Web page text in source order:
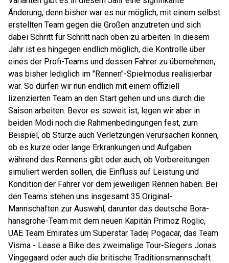
Änderung, denn bisher war es nur möglich, mit einem selbst
erstellten Team gegen die Großen anzutreten und sich
dabei Schritt für Schritt nach oben zu arbeiten. In diesem
Jahr ist es hingegen endlich möglich, die Kontrolle über
eines der Profi-Teams und dessen Fahrer zu übernehmen,
was bisher lediglich im "Rennen"-Spielmodus realisierbar
war. So dürfen wir nun endlich mit einem offiziell
lizenzierten Team an den Start gehen und uns durch die
Saison arbeiten. Bevor es soweit ist, legen wir aber in
beiden Modi noch die Rahmenbedingungen fest, zum
Beispiel, ob Stürze auch Verletzungen verursachen können,
ob es kurze oder lange Erkrankungen und Aufgaben
während des Rennens gibt oder auch, ob Vorbereitungen
simuliert werden sollen, die Einfluss auf Leistung und
Kondition der Fahrer vor dem jeweiligen Rennen haben. Bei
den Teams stehen uns insgesamt 35 Original-
Mannschaften zur Auswahl, darunter das deutsche Bora-
hansgrohe-Team mit dem neuen Kapitän Primoz Roglic,
UAE Team Emirates um Superstar Tadej Pogacar, das Team
Visma - Lease a Bike des zweimalige Tour-Siegers Jonas
Vingegaard oder auch die britische Traditionsmannschaft